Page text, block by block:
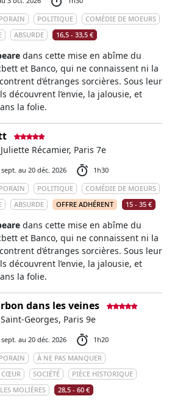
POLITIQUE
COMÉDIE DE MOEURS
ABSURDE 16,5 - 33,5 €
dans cette mise en abîme du
et Banco, qui ne connaissent ni la
d’étranges sorcières. Sous leur
découvrent l’envie, la jalousie, et
la folie.
Récamier, Paris 7e
au 20 déc. 2026
1h30
POLITIQUE
COMÉDIE DE MOEURS
ABSURDE OFFRE ADHÉRENT 15 - 35 €
dans cette mise en abîme du
et Banco, qui ne connaissent ni la
d’étranges sorcières. Sous leur
découvrent l’envie, la jalousie, et
la folie.
dans les veines
Georges, Paris 9e
au 20 déc. 2026
1h20
À NE PAS MANQUER
CŒUR
SOCIÉTÉ
PIÈCE HISTORIQUE
LES MOLIÈRES 28,5 - 60 €